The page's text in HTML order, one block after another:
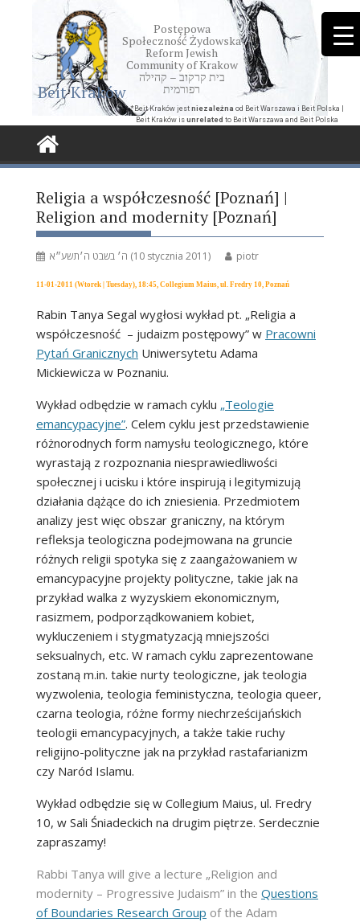
Beit Kraków
Postępowa
Społeczność Żydowska
Reform Jewish
Community of Krakow
בית קרקוב – קהילה
רפורמית
*Beit Kraków jest niezależna od Beit Warszawa i Beit Polska |
Beit Kraków is unrelated to Beit Warszawa and Beit Polska
Religia a współczesność [Poznań] |
Religion and modernity [Poznań]
ה׳ בשבט ה׳תשע״א (10 stycznia 2011) piotr
11-01-2011 (Wtorek | Tuesday), 18:45, Collegium Maius, ul. Fredry 10, Poznań
Rabin Tanya Segal wygłosi wykład pt. „Religia a
współczesność – judaizm postępowy” w Pracowni
Pytań Granicznych Uniwersytetu Adama
Mickiewicza w Poznaniu.
Wykład odbędzie w ramach cyklu „Teologie
emancypacyjne”. Celem cyklu jest przedstawienie
różnorodnych form namysłu teologicznego, które
wyrastają z rozpoznania niesprawiedliwości
społecznej i ucisku i które inspirują i legitymizują
działania dążące do ich zniesienia. Przedmiotem
analizy jest więc obszar graniczny, na którym
refleksja teologiczna podejmowana na gruncie
różnych religii spotyka się z zaangażowaniem w
emancypacyjne projekty polityczne, takie jak na
przykład walka z wyzyskiem ekonomicznym,
rasizmem, podporządkowaniem kobiet,
wykluczeniem i stygmatyzacją mniejszości
seksualnych, etc. W ramach cyklu zaprezentowane
zostaną m.in. takie nurty teologiczne, jak teologia
wyzwolenia, teologia feministyczna, teologia queer,
czarna teologia, różne formy niechrześcijańskich
teologii emancypacyjnych, a także takie ruchy
religijno-polityczne jak na przykład rastafarianizm
czy Naród Islamu.
Wykład odbędzie się w Collegium Maius, ul. Fredry
10, w Sali Śniadeckich na drugim piętrze. Serdecznie
zapraszamy!
Rabbi Tanya will give a lecture „Religion and
modernity – Progressive Judaism” in the Questions
of Boundaries Research Group of the Adam